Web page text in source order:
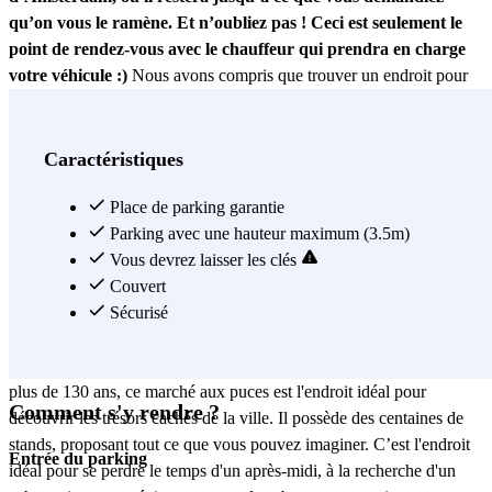
qu’on vous le ramène. Et n’oubliez pas ! Ceci est seulement le
point de rendez-vous avec le chauffeur qui prendra en charge
votre véhicule :) Nous avons compris que trouver un endroit pour
voiturier. Vous pouvez opter pour un stationnement de 6 heures, de
soyez en ville pour une petite visite, toute une journée ou pour un
séjour légèrement plus long, nous sommes là pour simplifier votre
séjour ! C’est simple, rendez-vous directement au
un chauffeur professionnel prendra en charge votre voiture et la
conduira à
un parking sécurisé, sûr et gardé
plus de 130 ans, ce marché aux puces est l'endroit idéal pour
découvrir les trésors cachés de la ville. Il possède des centaines de
stands, proposant tout ce que vous pouvez imaginer. C’est l'endroit
idéal pour se perdre le temps d'un après-midi, à la recherche d'un
Caractéristiques
Place de parking garantie
Parking avec une hauteur maximum (3.5m)
Vous devrez laisser les clés
Couvert
Sécurisé
Comment s'y rendre ?
Entrée du parking